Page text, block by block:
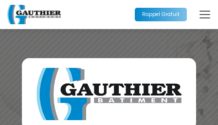
Aller
au
contenu
principal
Rappel Gratuit